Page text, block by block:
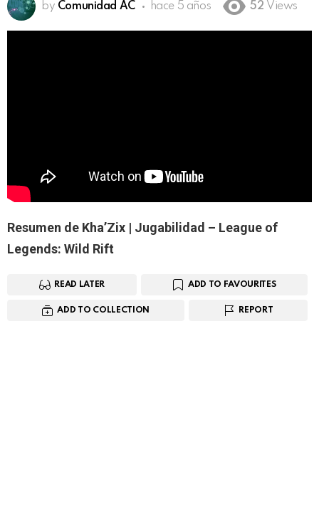
by Comunidad AC hace 5 años 52 Views
Resumen de Kha’Zix | Jugabilidad – League of
Legends: Wild Rift
READ LATER ADD TO FAVOURITES
ADD TO COLLECTION REPORT